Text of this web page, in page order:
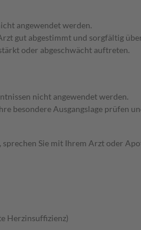
angewendet werden.
gut abgestimmt und sorgfältig
oder abgeschwächt auftreten.
nicht angewendet werden.
besondere Ausgangslage prüfen
Sie mit Ihrem Arzt oder
Herzinsuffizienz)